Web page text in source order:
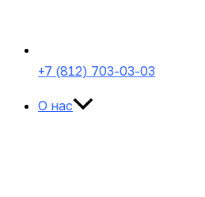
+7 (812) 703-03-03
О нас